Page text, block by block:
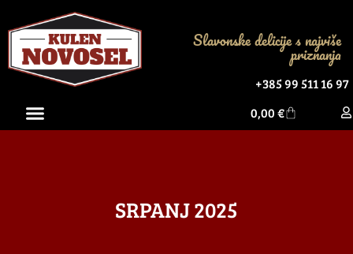
Slavonske delicije s najviše
priznanja
+385 99 511 16 97
0,00€
SRPANJ 2025